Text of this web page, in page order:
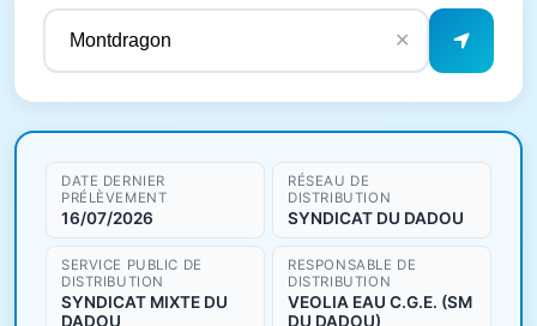
✕
Résultats de qualité de l'eau
DATE DERNIER
PRÉLÈVEMENT
16/07/2026
RÉSEAU DE
DISTRIBUTION
SYNDICAT DU DADOU
SERVICE PUBLIC DE
DISTRIBUTION
SYNDICAT MIXTE DU
DADOU
RESPONSABLE DE
DISTRIBUTION
VEOLIA EAU C.G.E. (SM
DU DADOU)